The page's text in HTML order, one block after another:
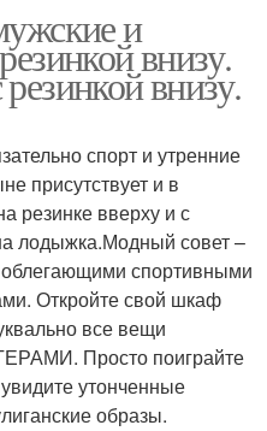
и
внизу.
внизу.
спорт и утренние
присутствует и в
резинке вверху и с
лодыжка.Модный совет –
облегающими спортивными
Откройте свой шкаф
все вещи
Просто поиграйте
утонченные
образы.